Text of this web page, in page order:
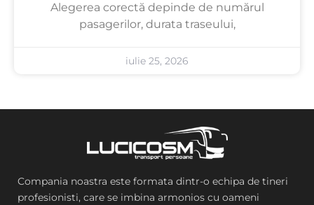
Alegerea corectă depinde de numărul
pasagerilor, durata traseului,
iulie 25, 2026
Compania noastra este formata dintr-o echipa de tineri
profesionisti, care se imbina armonios cu oameni